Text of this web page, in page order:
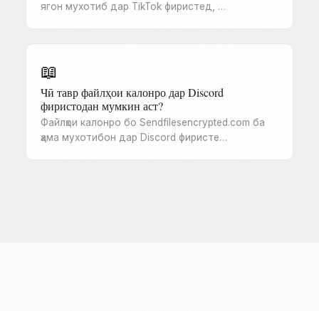
ягон мухотиб дар TikTok фиристед, …
📖
Чӣ тавр файлҳои калонро дар Discord
фиристодан мумкин аст?
Файлҳои калонро бо Sendfilesencrypted.com ба
ҳама мухотибон дар Discord фиристе…